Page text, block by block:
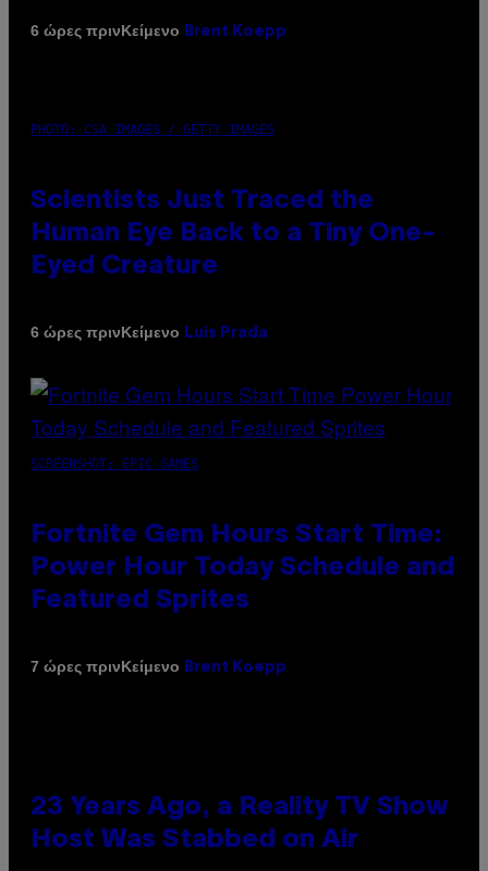
6 ώρες πρινΚείμενο Brent Koepp
PHOTO: CSA IMAGES / GETTY IMAGES
Scientists Just Traced the
Human Eye Back to a Tiny One-
Eyed Creature
6 ώρες πρινΚείμενο Luis Prada
SCREENSHOT: EPIC GAMES
Fortnite Gem Hours Start Time:
Power Hour Today Schedule and
Featured Sprites
7 ώρες πρινΚείμενο Brent Koepp
23 Years Ago, a Reality TV Show
Host Was Stabbed on Air